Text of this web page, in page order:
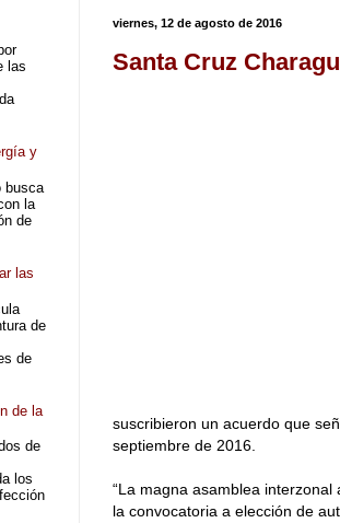
viernes, 12 de agosto de 2016
Santa Cruz
suscribieron un acuerdo que
septiembre de 2016.
“La magna asamblea
la convocatoria a elección de
las
y
busca
la
de
las
de
de
de la
de
los